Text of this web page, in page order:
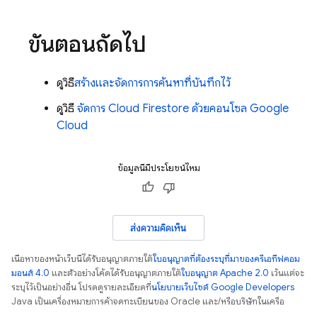
ขั้นตอนถัดไป
ดูวิธีสร้างและจัดการการค้นหาที่บันทึกไว้
ดูวิธี จัดการ Cloud Firestore ด้วยคอนโซล Google
Cloud
ข้อมูลนี้มีประโยชน์ไหม
ส่งความคิดเห็น
เนื้อหาของหน้าเว็บนี้ได้รับอนุญาตภายใต้ใบอนุญาตที่ต้องระบุที่มาของครีเอทีฟคอม
มอนส์ 4.0 และตัวอย่างโค้ดได้รับอนุญาตภายใต้ใบอนุญาต Apache 2.0 เว้นแต่จะ
ระบุไว้เป็นอย่างอื่น โปรดดูรายละเอียดที่นโยบายเว็บไซต์ Google Developers
Java เป็นเครื่องหมายการค้าจดทะเบียนของ Oracle และ/หรือบริษัทในเครือ